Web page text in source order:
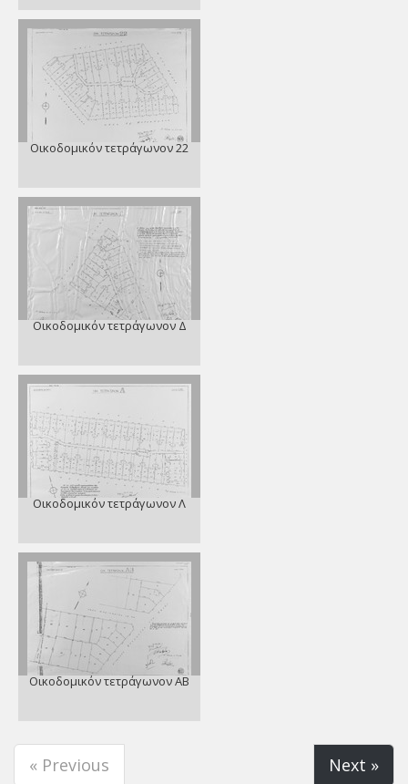
Οικοδομικόν τετράγωνον 22
Οικοδομικόν τετράγωνον Δ
Οικοδομικόν τετράγωνον Λ
Οικοδομικόν τετράγωνον ΑΒ
« Previous Next »